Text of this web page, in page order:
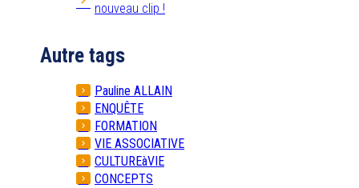
nouveau clip !
Autre tags
Pauline ALLAIN
ENQUÊTE
FORMATION
VIE ASSOCIATIVE
CULTUREàVIE
CONCEPTS